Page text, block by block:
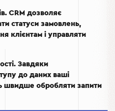
CRM дозволяє
статуси замовлень,
клієнтам і управляти
Завдяки
до даних ваші
швидше обробляти запити